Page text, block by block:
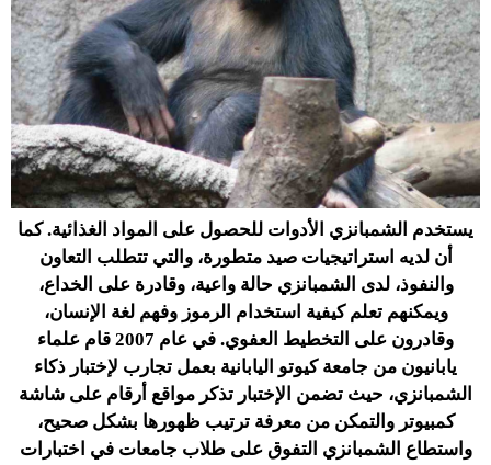
يستخدم الشمبانزي الأدوات للحصول على المواد الغذائية. كما
أن لديه استراتيجيات صيد متطورة، والتي تتطلب التعاون
والنفوذ، لدى الشمبانزي حالة واعية، وقادرة على الخداع،
ويمكنهم تعلم كيفية استخدام الرموز وفهم لغة الإنسان،
وقادرون على التخطيط العفوي. في عام 2007 قام علماء
يابانيون من جامعة كيوتو اليابانية بعمل تجارب لإختبار ذكاء
الشمبانزي، حيث تضمن الإختبار تذكر مواقع أرقام على شاشة
كمبيوتر والتمكن من معرفة ترتيب ظهورها بشكل صحيح،
واستطاع الشمبانزي التفوق على طلاب جامعات في اختبارات